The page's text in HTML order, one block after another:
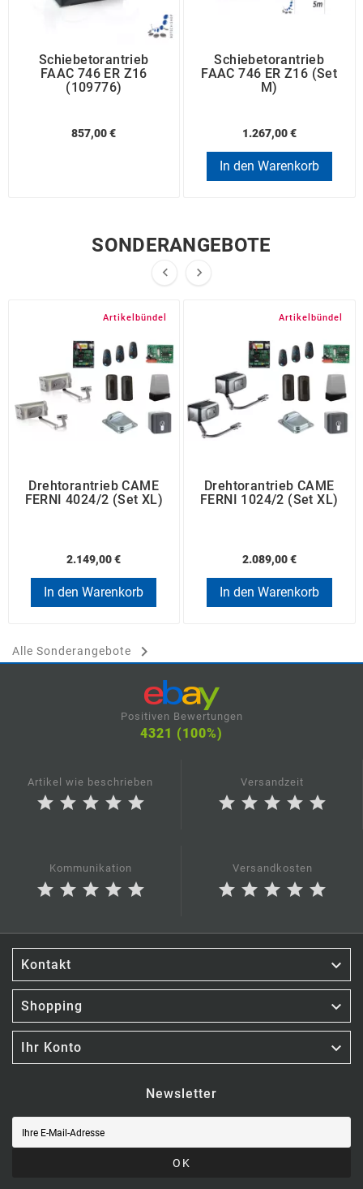
Schiebetorantrieb
FAAC 746 ER Z16
(109776)
857,00 €
Schiebetorantrieb
FAAC 746 ER Z16 (Set
M)
1.267,00 €
In den Warenkorb
SONDERANGEBOTE
 
Artikelbündel
Drehtorantrieb CAME
FERNI 4024/2 (Set XL)
2.149,00 €
In den Warenkorb
Artikelbündel
Drehtorantrieb CAME
FERNI 1024/2 (Set XL)
2.089,00 €
In den Warenkorb
Alle Sonderangebote 
Positiven Bewertungen
4321 (100%)
Artikel wie beschrieben
star star star star star
Versandzeit
star star star star star
Kommunikation
star star star star star
Versandkosten
star star star star star
Kontakt 
Shopping 
Ihr Konto 
Newsletter
OK